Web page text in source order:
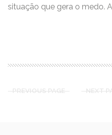
situação que gera o medo.
PREVIOUS PAGE NEXT